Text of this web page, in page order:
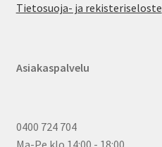
Tietosuoja- ja rekisteriseloste
Asiakaspalvelu
0400 724 704